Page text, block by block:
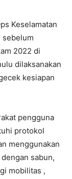
Keselamatan
sebelum
2022 di
dilaksanakan
kesiapan
pengguna
protokol
menggunakan
sabun,
mobilitas ,